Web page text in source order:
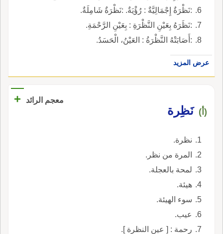
:نَظْرَةٌ إِجْمَالِيَّةٌ : رُؤْيَةٌ. :نَظْرَةٌ شَامِلَةٌ.
:نَظَرَهُ بِعَيْنِ النَّظْرَةِ : بِعَيْنِ الرَّحْمَةِ.
:أَصَابَتْهُ النَّظْرَةُ : العَيْنُ، الْحَسَدُ.
عرض المزيد
معجم الرائد +
(أ) نَظِرة
نظرة.
المرة من نظر.
لمحة بالعجلة.
هيئة.
سوء الهيئة.
عيب.
رحمة : [ عين النظرة ].